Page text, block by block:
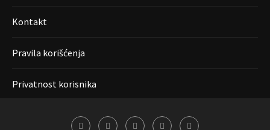
Kontakt
Pravila korišćenja
Privatnost korisnika